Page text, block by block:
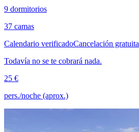
9 dormitorios
37 camas
Calendario verificadoCancelación gratuita
Todavía no se te cobrará nada.
25 €
pers./noche (aprox.)